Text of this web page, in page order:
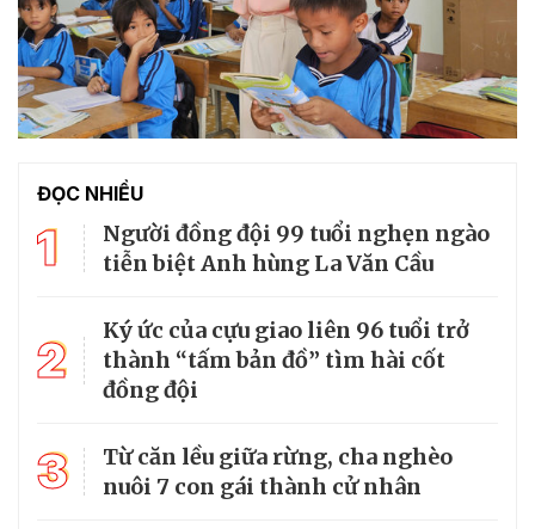
ĐỌC NHIỀU
1
Người đồng đội 99 tuổi nghẹn ngào
tiễn biệt Anh hùng La Văn Cầu
2
Ký ức của cựu giao liên 96 tuổi trở
thành “tấm bản đồ” tìm hài cốt
đồng đội
3
Từ căn lều giữa rừng, cha nghèo
nuôi 7 con gái thành cử nhân